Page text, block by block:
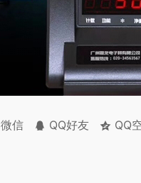
微信 QQ好友 QQ